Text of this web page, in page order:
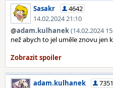
Sasakr
4642
14.02.2024 21:10
@adam.kulhanek(14.02.2024
než abych to jel uměle znovu jen
adam.kulhanek
7351